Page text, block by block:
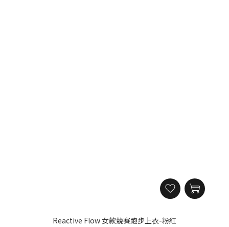
Reactive Flow 女款競賽跑步上衣-粉紅